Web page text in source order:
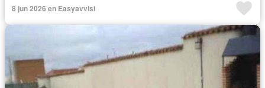
8 jun 2026 en Easyavvisi